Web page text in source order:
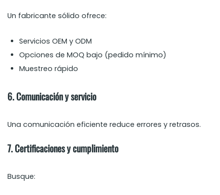
Un fabricante sólido ofrece:
Servicios OEM y ODM
Opciones de MOQ bajo (pedido mínimo)
Muestreo rápido
6. Comunicación y servicio
Una comunicación eficiente reduce errores y retrasos.
7. Certificaciones y cumplimiento
Busque: